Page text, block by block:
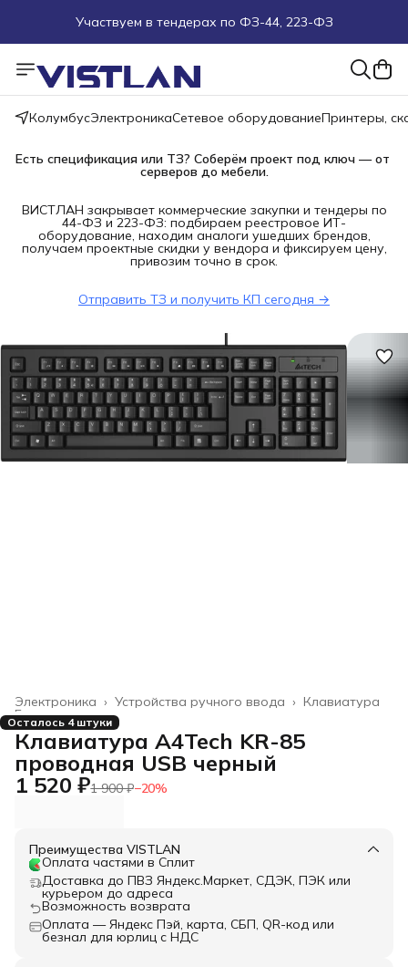
Участвуем в тендерах по ФЗ-44, 223-ФЗ
Поможем подобрать оборудование под ТЗ
Пуско-наладочные работы
Пришлите запрос на e-mail или в чат
КолумбусЭлектроникаСетевое оборудованиеПринтеры,
Есть спецификация или ТЗ? Соберём проект под ключ — от
серверов до мебели.
ВИСТЛАН закрывает коммерческие закупки и тендеры по
44-ФЗ и 223-ФЗ: подбираем реестровое ИТ-
оборудование, находим аналоги ушедших брендов,
получаем проектные скидки у вендора и фиксируем цену,
привозим точно в срок.
Отправить ТЗ и получить КП сегодня →
Клавиатура
Устройства ручного ввода ›
Электроника ›
Главная ›
Осталось 4 штуки
Клавиатура A4Tech KR-85
проводная USB черный
1 520 ₽1 900 ₽−20%
Преимущества VISTLAN
Оплата частями в Сплит
Доставка до ПВЗ Яндекс.Маркет, СДЭК, ПЭК или
курьером до адреса
Возможность возврата
Оплата — Яндекс Пэй, карта, СБП, QR-код или
безнал для юрлиц с НДС